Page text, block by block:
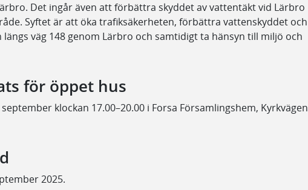
Det ingår även att förbättra skyddet av vattentäkt vid Lärbro
Syftet är att öka trafiksäkerheten, förbättra vattenskyddet och
väg 148 genom Lärbro och samtidigt ta hänsyn till miljö och
för öppet hus
klockan 17.00–20.00 i Forsa Församlingshem, Kyrkvägen
2025.